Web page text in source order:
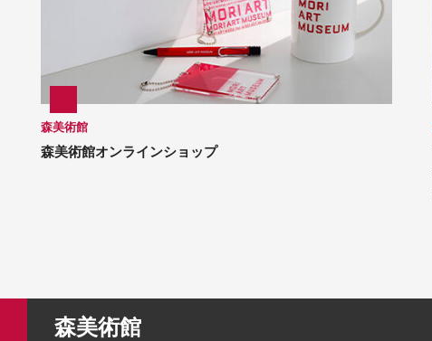
森美術館
森美術館オンラインショップ
森美術館